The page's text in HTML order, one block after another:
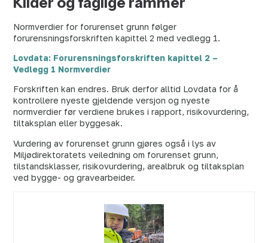
Normverdier for forurenset grunn følger
forurensningsforskriften kapittel 2 med vedlegg 1.
Lovdata: Forurensningsforskriften kapittel 2 –
Vedlegg 1 Normverdier
Forskriften kan endres. Bruk derfor alltid Lovdata for å
kontrollere nyeste gjeldende versjon og nyeste
normverdier før verdiene brukes i rapport, risikovurdering,
tiltaksplan eller byggesak.
Vurdering av forurenset grunn gjøres også i lys av
Miljødirektoratets veiledning om forurenset grunn,
tilstandsklasser, risikovurdering, arealbruk og tiltaksplan
ved bygge- og gravearbeider.